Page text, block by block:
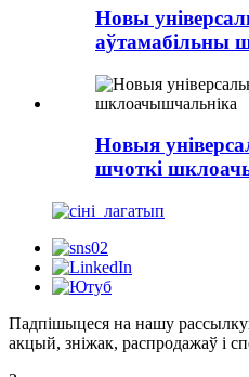
Новы
аўтамабільны
Новыя
шчоткі
Падпішыцеся на нашу рассылку
акцый, зніжак, распродажаў і